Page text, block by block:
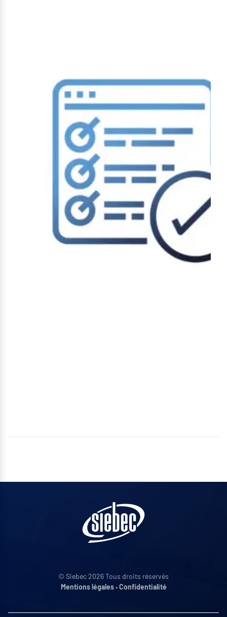
© Siebec 2026 Tous droits réservés
Mentions légales•Confidentialité